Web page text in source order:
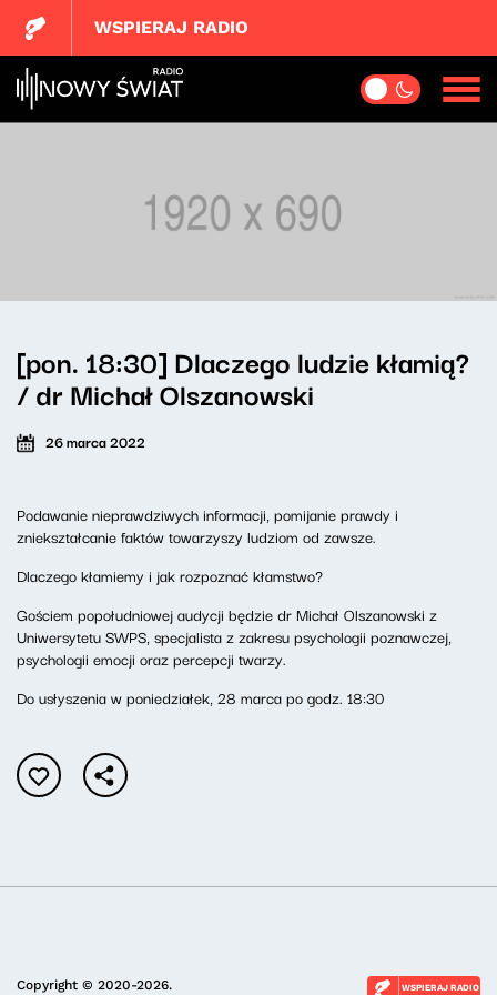
WSPIERAJ RADIO
[pon. 18:30] Dlaczego ludzie kłamią?
/ dr Michał Olszanowski
26 marca 2022
Podawanie nieprawdziwych informacji, pomijanie prawdy i
zniekształcanie faktów towarzyszy ludziom od zawsze.
Dlaczego kłamiemy i jak rozpoznać kłamstwo?
Gościem popołudniowej audycji będzie dr Michał Olszanowski z
Uniwersytetu SWPS, specjalista z zakresu psychologii poznawczej,
psychologii emocji oraz percepcji twarzy.
Do usłyszenia w poniedziałek, 28 marca po godz. 18:30
Copyright © 2020-2026. WSPIERAJ RADIO